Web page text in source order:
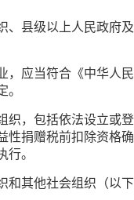
、县级以上人民政府
，应当符合《中华人
。
织，包括依法设立或
性捐赠税前扣除资格
行。
和其他社会组织（以